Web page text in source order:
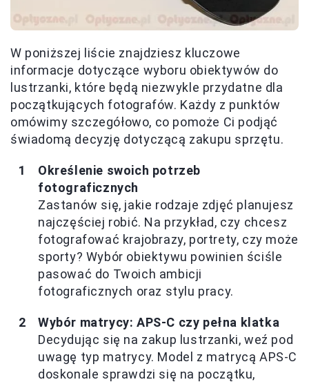
W poniższej liście znajdziesz kluczowe
informacje dotyczące wyboru obiektywów do
lustrzanki, które będą niezwykle przydatne dla
początkujących fotografów. Każdy z punktów
omówimy szczegółowo, co pomoże Ci podjąć
świadomą decyzję dotyczącą zakupu sprzętu.
Określenie swoich potrzeb
fotograficznych
Zastanów się, jakie rodzaje zdjęć planujesz
najczęściej robić. Na przykład, czy chcesz
fotografować krajobrazy, portrety, czy może
sporty? Wybór obiektywu powinien ściśle
pasować do Twoich ambicji
fotograficznych oraz stylu pracy.
Wybór matrycy: APS-C czy pełna klatka
Decydując się na zakup lustrzanki, weź pod
uwagę typ matrycy. Model z matrycą APS-C
doskonale sprawdzi się na początku,